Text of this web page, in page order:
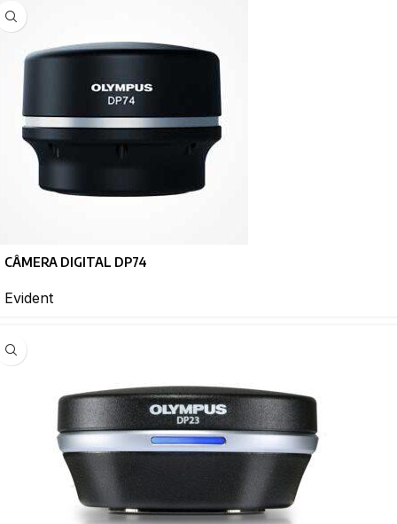
CÂMERA DIGITAL DP74
Evident